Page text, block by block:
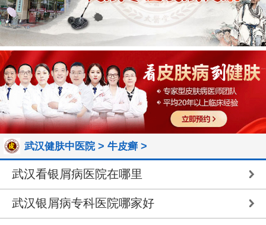
武汉健肤中医院> 牛皮癣>
武汉看银屑病医院在哪里
武汉银屑病专科医院哪家好